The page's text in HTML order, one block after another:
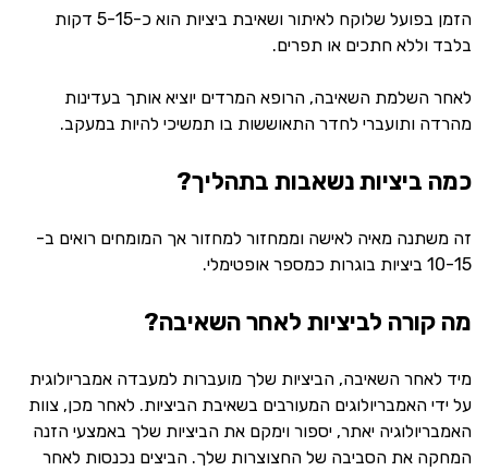
הזמן בפועל שלוקח לאיתור ושאיבת ביציות הוא כ-5-15 דקות
בלבד וללא חתכים או תפרים.
לאחר השלמת השאיבה, הרופא המרדים יוציא אותך בעדינות
מהרדה ותועברי לחדר התאוששות בו תמשיכי להיות במעקב.
כמה ביציות נשאבות בתהליך?
זה משתנה מאיה לאישה וממחזור למחזור אך המומחים רואים ב-
10-15 ביציות בוגרות כמספר אופטימלי.
מה קורה לביציות לאחר השאיבה?
מיד לאחר השאיבה, הביציות שלך מועברות למעבדה אמבריולוגית
על ידי האמבריולוגים המעורבים בשאיבת הביציות. לאחר מכן, צוות
האמבריולוגיה יאתר, יספור וימקם את הביציות שלך באמצעי הזנה
המחקה את הסביבה של החצוצרות שלך. הביצים נכנסות לאחר